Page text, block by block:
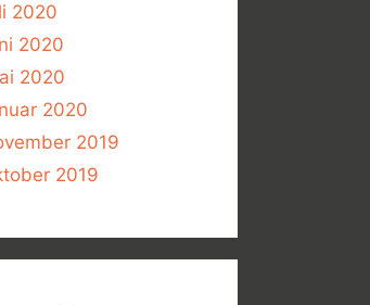
2020
2020
2020
2020
2019
2019